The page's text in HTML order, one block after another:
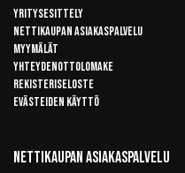
Yritysesittely
Nettikaupan asiakaspalvelu
Myymälät
Yhteydenottolomake
Rekisteriseloste
Evästeiden käyttö
Nettikaupan Asiakaspalvelu